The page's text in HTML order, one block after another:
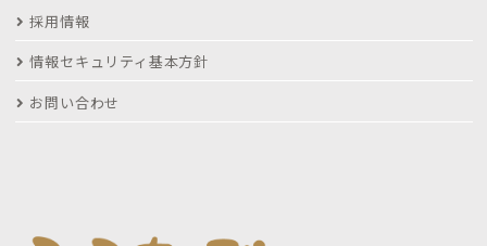
採用情報
情報セキュリティ基本方針
お問い合わせ